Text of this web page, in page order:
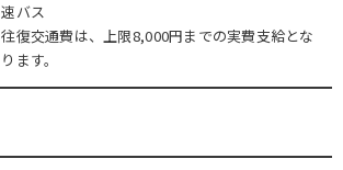
速バス
往復交通費は、上限8,000円までの実費支給とな
ります。